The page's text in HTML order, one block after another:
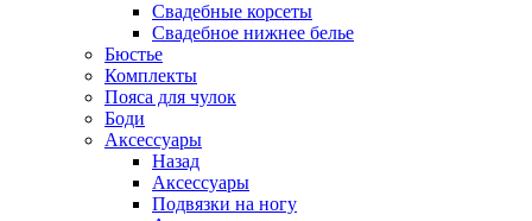
Свадебные корсеты
Свадебное нижнее белье
Бюстье
Комплекты
Пояса для чулок
Боди
Аксессуары
Назад
Аксессуары
Подвязки на ногу